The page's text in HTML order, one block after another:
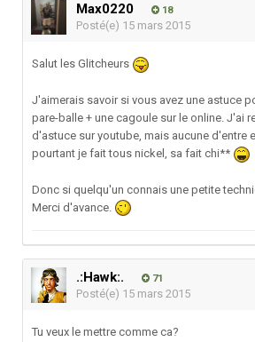
Max0220 18
Posté(e) 15 mars 2015
Salut les Glitcheurs
J'aimerais savoir si vous avez une astuce
pare-balle + une cagoule sur le online. J'ai
d'astuce sur youtube, mais aucune d'entre
pourtant je fait tous nickel, sa fait chi**
Donc si quelqu'un connais une petite
Merci d'avance.
.:Hawk:. 71
Posté(e) 15 mars 2015
Tu veux le mettre comme ca?